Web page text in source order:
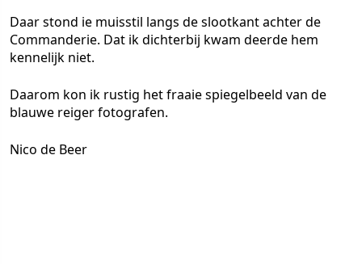
Daar stond ie muisstil langs de slootkant achter de
Commanderie. Dat ik dichterbij kwam deerde hem
kennelijk niet.
Daarom kon ik rustig het fraaie spiegelbeeld van de
blauwe reiger fotografen.
Nico de Beer